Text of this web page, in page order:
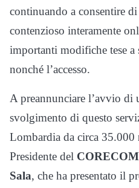
continuando a consentire
contenzioso interamente
importanti modifiche tese
nonché l’accesso.
A preannunciare l’avvio di
svolgimento di questo
Lombardia da circa 35.000
Presidente del
Sala, che ha presentato il